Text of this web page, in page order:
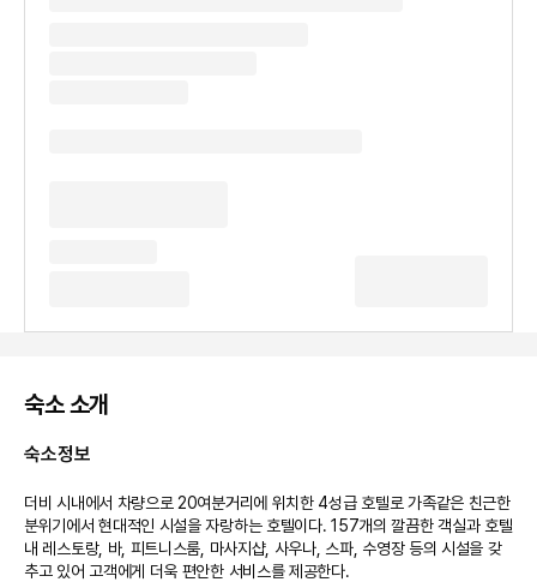
숙소 소개
숙소정보
더비 시내에서 차량으로 20여분거리에 위치한 4성급 호텔로 가족같은 친근한
분위기에서 현대적인 시설을 자랑하는 호텔이다. 157개의 깔끔한 객실과 호텔
내 레스토랑, 바, 피트니스룸, 마사지샵, 사우나, 스파, 수영장 등의 시설을 갖
추고 있어 고객에게 더욱 편안한 서비스를 제공한다.